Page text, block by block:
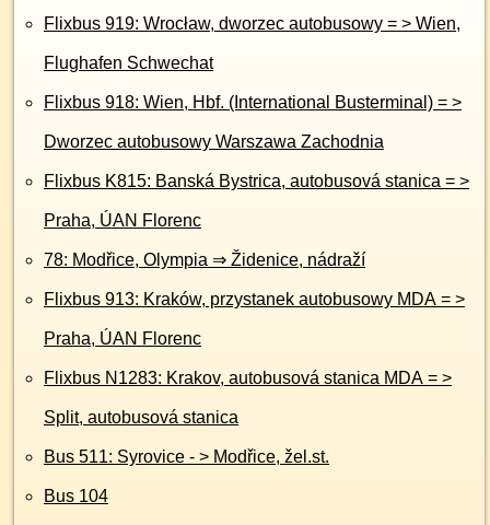
Flixbus 919: Wrocław, dworzec autobusowy = > Wien,
Flughafen Schwechat
Flixbus 918: Wien, Hbf. (International Busterminal) = >
Dworzec autobusowy Warszawa Zachodnia
Flixbus K815: Banská Bystrica, autobusová stanica = >
Praha, ÚAN Florenc
78: Modřice, Olympia ⇒ Židenice, nádraží
Flixbus 913: Kraków, przystanek autobusowy MDA = >
Praha, ÚAN Florenc
Flixbus N1283: Krakov, autobusová stanica MDA = >
Split, autobusová stanica
Bus 511: Syrovice - > Modřice, žel.st.
Bus 104